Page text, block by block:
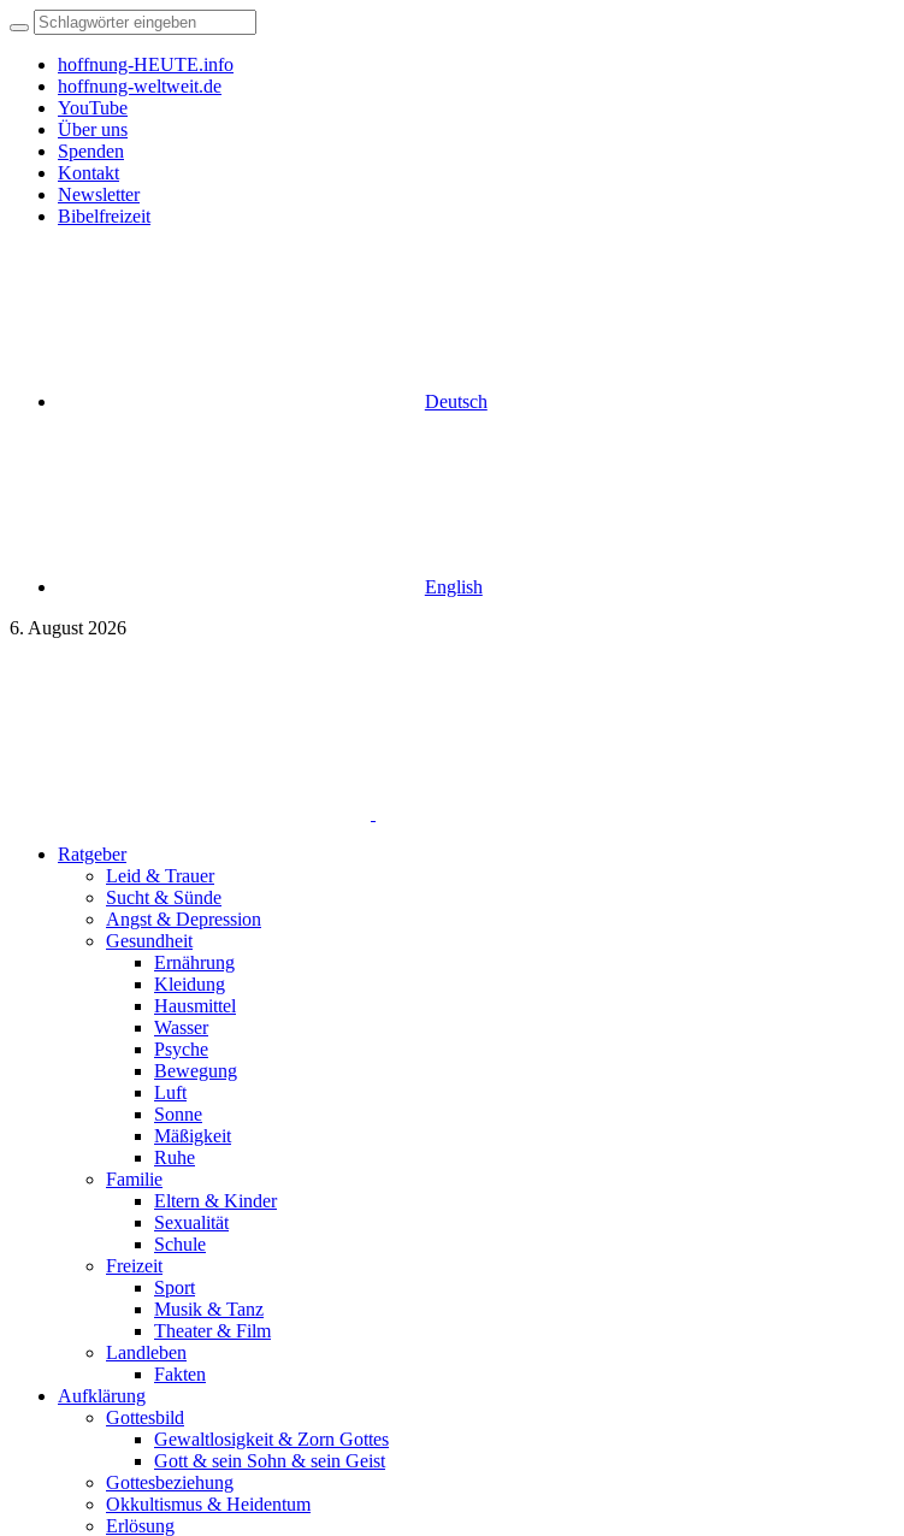
hoffnung-HEUTE.info
hoffnung-weltweit.de
YouTube
Über uns
Spenden
Kontakt
Newsletter
Bibelfreizeit
Deutsch
English
6. August 2026
Ratgeber
Leid & Trauer
Sucht & Sünde
Angst & Depression
Gesundheit
Ernährung
Kleidung
Hausmittel
Wasser
Psyche
Bewegung
Luft
Sonne
Mäßigkeit
Ruhe
Familie
Eltern & Kinder
Sexualität
Schule
Freizeit
Sport
Musik & Tanz
Theater & Film
Landleben
Fakten
Aufklärung
Gottesbild
Gewaltlosigkeit & Zorn Gottes
Gott & sein Sohn & sein Geist
Gottesbeziehung
Okkultismus & Heidentum
Erlösung